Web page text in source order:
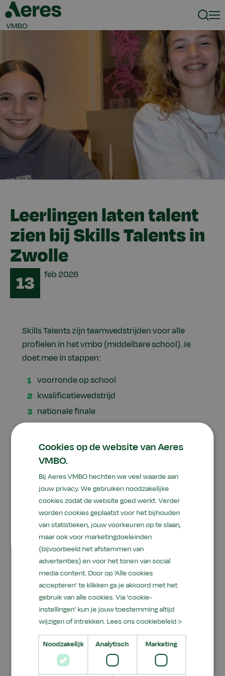
Leerlingen laten talent
zien bij Skills Talents in
Zwolle
13 feb2026
Skills Talents zijn teamwedstrijden voor alle
profielen in het vmbo (middelbare school). Je
doet mee in stappen:
voorronde op school
kwalificatiewedstrijd
nationale finale
Afgelopen maandag deden de winnaars van de
voorrondes van Aeres VMBO Lelystad mee aan
mooie dag. Je zag vakmanschap, samenwerken
én lef. Het doel was duidelijk: een plek in de
finale.
Horeca, Bakkerij en Recreatie
(Deltion College, Zwolle)
Jewel en Jacey-j (klas 4) deden mee met het
thema Streetfood. Ze maakten 3 zelfgemaakte
broodjes in de kleuren groen, rood en geel. De
broodjes kregen deze toppings:
gemarineerde zalm
geitenkaasvulling (vegetarisch)
Cookies op de website van Aeres
VMBO.
Bij Aeres VMBO hechten we veel waarde aan
jouw privacy. We gebruiken noodzakelijke
cookies zodat de website goed werkt. Verder
worden cookies geplaatst voor het bijhouden
van statistieken, jouw voorkeuren op te slaan,
maar ook voor marketingdoeleinden
(bijvoorbeeld het afstemmen van
advertenties) en voor het tonen van social
media content. Door op 'Alle cookies
accepteren' te klikken ga je akkoord met het
gebruik van alle cookies. Via ‘cookie-
instellingen’ kun je jouw toestemming altijd
wijzigen of intrekken. Lees ons cookiebeleid >
Noodzakelijk Analytisch Marketing